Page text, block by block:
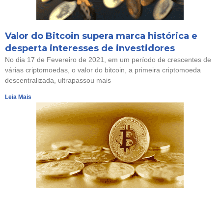
Valor do Bitcoin supera marca histórica e
desperta interesses de investidores
No dia 17 de Fevereiro de 2021, em um período de crescentes de
várias criptomoedas, o valor do bitcoin, a primeira criptomoeda
descentralizada, ultrapassou mais
Leia Mais